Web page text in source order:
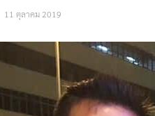
11 ตุลาคม 2019